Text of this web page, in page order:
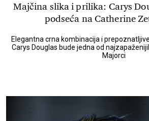
Majčina slika i prilika: Carys
podseća na Catherine
Elegantna crna kombinacija i
Carys Douglas bude jedna od
Majorci